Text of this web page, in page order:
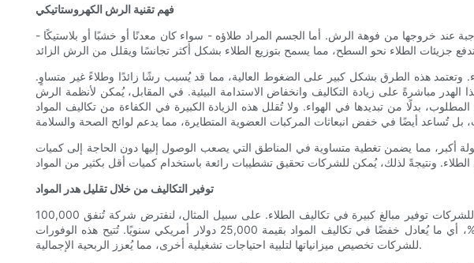
فهم تقنية الرش الكهروستاتيكي
عند خروجها من فوهة الرش. أما الجسم المراد طلاؤه - سواء كان معدنًا أو خشبًا أو بلاستيكًا -
وتعتمد هذه الطرق بشكل كبير على الضغوط العالية، مما قد يُسبب رشًا زائدًا وطلاءً غير متساوٍ.
الرش الهوائي التقليدية قد تُؤدي إلى كفاءة نقل منخفضة تصل إلى 30-40%. وينعكس هذا الهدر مباشرةً على زيادة التكاليف وانخفاض الاستدامة البيئية. في المقابل، يُمكن لأنظمة الرش
فعليًا بالسطح المطلوب، بدلًا من تبديدها في الهواء. ولا تُقلل هذه الزيادة الكبيرة في الكفاءة من تكاليف المواد
أكبر، مما يضمن تغطية متساوية في المناطق التي يصعب الوصول إليها دون الحاجة إلى كميات
توفير التكاليف من خلال تقليل هدر المواد
لا يُمكن المبالغة في تقدير الفوائد المالية لآلات الرش الكهروستاتيكي. فمن خلال زيادة كفاءة النقل بشكل ملحوظ، يُمكن للشركات توفير مبالغ كبيرة في تكاليف الطلاء. على سبيل المثال، لنفترض شركة تُنفق 100,000
دولار أمريكي سنويًا على مواد الطلاء. إذا زادت كفاءة النقل من 40% إلى 90%، فقد يُؤدي ذلك إلى توفير يصل إلى 50%، أي ما يُعادل خفضًا في تكاليف المواد بقيمة 25,000 دولار أمريكي سنويًا. تُتيح هذه الوفورات
للشركات تخصيص ميزانياتها لتلبية احتياجات تشغيلية أخرى، مما يُعزز الربحية الإجمالية.